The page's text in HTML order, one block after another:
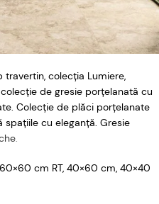
colecția Lumiere,
de gresie porțelanată cu
Colecție de plăci porțelanate
cu eleganță. Gresie
.
cm RT, 40×60 cm, 40×40